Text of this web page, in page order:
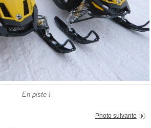
En piste !
Photo suivante